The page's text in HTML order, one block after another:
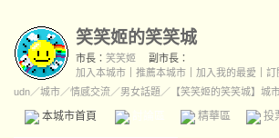
笑笑姬的笑笑城
市長： 笑笑姬
副市長：
加入本城市
推薦本城市 加入我的最愛
訂
udn／城市／情感交流／男女話題 ／ 【笑笑姬的笑笑城】城
本城市首頁 精華區 投